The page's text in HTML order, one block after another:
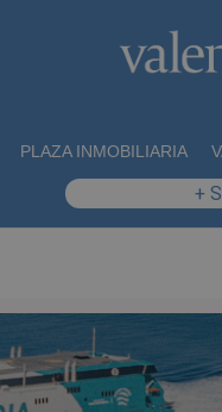
PLAZA INMOBILIARIA
+